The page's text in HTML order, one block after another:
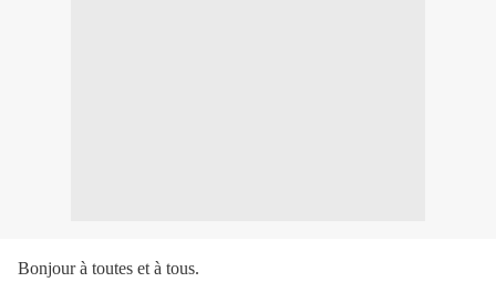
Bonjour à toutes et à tous.